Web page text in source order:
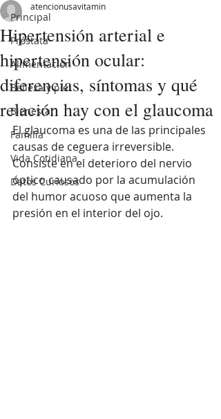
Principal
Próstata
Alimentación
Belleza y piel
Bienestar
Familia
Vida Cotidiana
Datos Curiosos
Hipertensión arterial e
hipertensión ocular:
diferencias, síntomas y qué
relación hay con el glaucoma
atencionusavitamin
El glaucoma es una de las principales
causas de ceguera irreversible.
Consiste en el deterioro del nervio
óptico causado por la acumulación
del humor acuoso que aumenta la
presión en el interior del ojo.